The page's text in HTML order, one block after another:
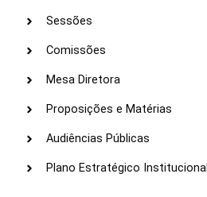
Sessões
Comissões
Mesa Diretora
Proposições e Matérias
Audiências Públicas
Plano Estratégico Institucional